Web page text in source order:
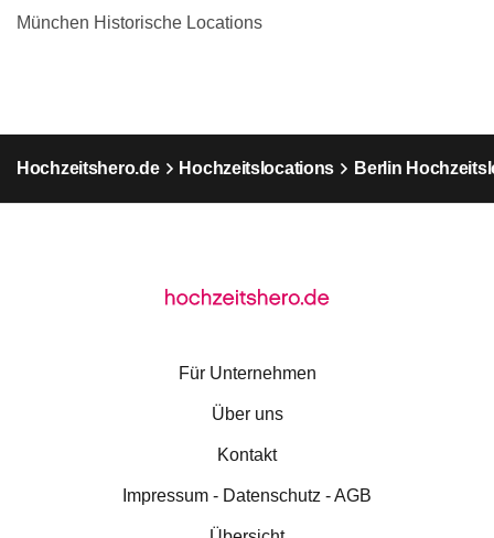
München Historische Locations
Hochzeitshero.de Hochzeitslocations Berlin
Für Unternehmen
Über uns
Kontakt
Impressum - Datenschutz - AGB